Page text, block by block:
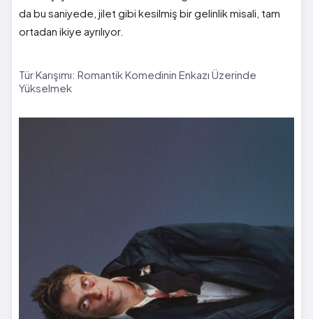
da bu saniyede, jilet gibi kesilmiş bir gelinlik misali, tam
ortadan ikiye ayrılıyor.
Tür Karışımı: Romantik Komedinin Enkazı Üzerinde
Yükselmek